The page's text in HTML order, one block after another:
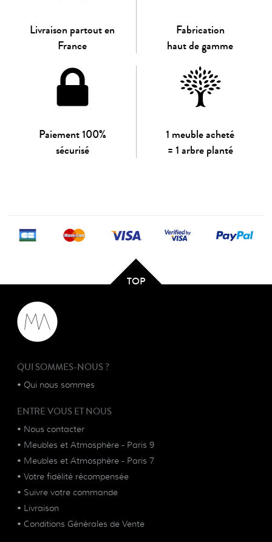
Livraison partout en
France
Fabrication
haut de gamme
Paiement 100%
sécurisé
1 meuble acheté
= 1 arbre planté
TOP
QUI SOMMES-NOUS ?
• Qui nous sommes
ENTRE VOUS ET NOUS
• Nous contacter
• Meubles et Atmosphère - Paris 9
• Meubles et Atmosphère - Paris 7
• Votre fidélité récompensée
• Suivre votre commande
• Livraison
• Conditions Générales de Vente